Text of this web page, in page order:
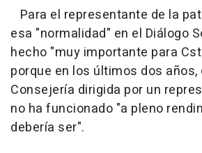
Para el representante de la
esa "normalidad" en el Diálogo
hecho "muy importante para
porque en los últimos dos años,
Consejería dirigida por un
no ha funcionado "a pleno
debería ser".